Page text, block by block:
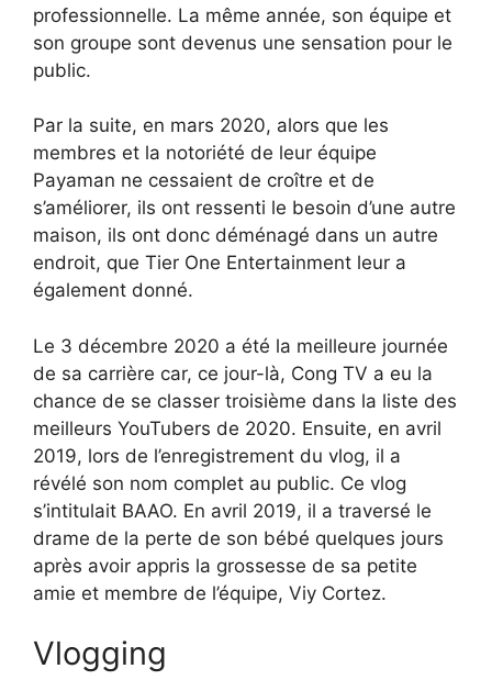
professionnelle. La même année, son équipe et
son groupe sont devenus une sensation pour le
public.
Par la suite, en mars 2020, alors que les
membres et la notoriété de leur équipe
Payaman ne cessaient de croître et de
s’améliorer, ils ont ressenti le besoin d’une autre
maison, ils ont donc déménagé dans un autre
endroit, que Tier One Entertainment leur a
également donné.
Le 3 décembre 2020 a été la meilleure journée
de sa carrière car, ce jour-là, Cong TV a eu la
chance de se classer troisième dans la liste des
meilleurs YouTubers de 2020. Ensuite, en avril
2019, lors de l’enregistrement du vlog, il a
révélé son nom complet au public. Ce vlog
s’intitulait BAAO. En avril 2019, il a traversé le
drame de la perte de son bébé quelques jours
après avoir appris la grossesse de sa petite
amie et membre de l’équipe, Viy Cortez.
Vlogging